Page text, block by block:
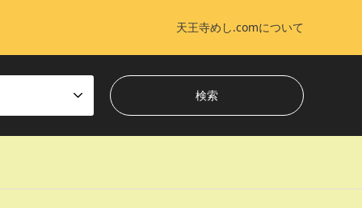
天王寺めし.comについて